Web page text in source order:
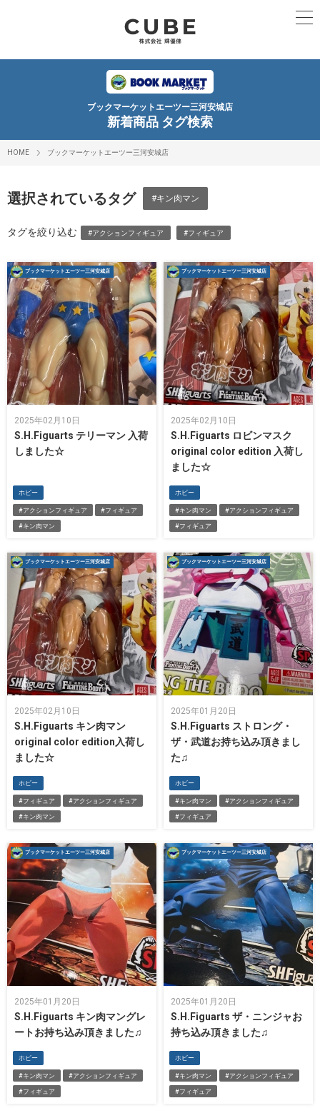
ブックマーケットエーツー三河安城店
新着商品 タグ検索
HOME ブックマーケットエーツー三河安城店
選択されているタグ #キン肉マン
タグを絞り込む #アクションフィギュア #フィギュア
ブックマーケットエーツー三河安城店
2025年02月10日
S.H.Figuarts テリーマン 入荷
しました☆
ホビー
#アクションフィギュア #フィギュア
#キン肉マン
ブックマーケットエーツー三河安城店
2025年02月10日
S.H.Figuarts ロビンマスク
original color edition 入荷し
ました☆
ホビー
#キン肉マン #アクションフィギュア
#フィギュア
ブックマーケットエーツー三河安城店
2025年02月10日
S.H.Figuarts キン肉マン
original color edition入荷し
ました☆
ホビー
#フィギュア #アクションフィギュア
#キン肉マン
ブックマーケットエーツー三河安城店
2025年01月20日
S.H.Figuarts ストロング・
ザ・武道お持ち込み頂きまし
た♫
ホビー
#キン肉マン #アクションフィギュア
#フィギュア
ブックマーケットエーツー三河安城店
2025年01月20日
S.H.Figuarts キン肉マングレ
ートお持ち込み頂きました♫
ホビー
#キン肉マン #アクションフィギュア
#フィギュア
ブックマーケットエーツー三河安城店
2025年01月20日
S.H.Figuarts ザ・ニンジャお
持ち込み頂きました♫
ホビー
#キン肉マン #アクションフィギュア
#フィギュア